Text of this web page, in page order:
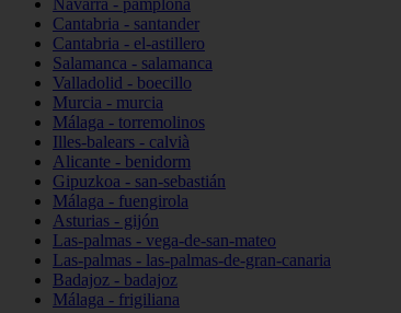
Navarra - pamplona
Cantabria - santander
Cantabria - el-astillero
Salamanca - salamanca
Valladolid - boecillo
Murcia - murcia
Málaga - torremolinos
Illes-balears - calvià
Alicante - benidorm
Gipuzkoa - san-sebastián
Málaga - fuengirola
Asturias - gijón
Las-palmas - vega-de-san-mateo
Las-palmas - las-palmas-de-gran-canaria
Badajoz - badajoz
Málaga - frigiliana